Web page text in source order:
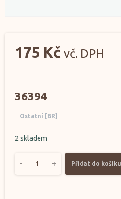
175 Kč vč. DPH
36394
Ostatní [BR]
2 skladem
- + Přidat do košíku